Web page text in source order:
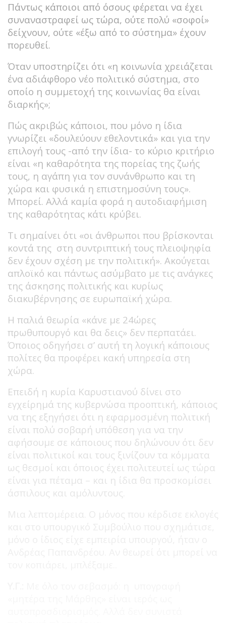
Πάντως κάποιοι από όσους φέρεται να έχει
συναναστραφεί ως τώρα, ούτε πολύ «σοφοί»
δείχνουν, ούτε «έξω από το σύστημα» έχουν
πορευθεί.
Όταν υποστηρίζει ότι «η κοινωνία χρειάζεται
ένα αδιάφθορο νέο πολιτικό σύστημα, στο
οποίο η συμμετοχή της κοινωνίας θα είναι
διαρκής»;
Πώς ακριβώς κάποιοι, που μόνο η ίδια
γνωρίζει «δουλεύουν εθελοντικά» και για την
επιλογή τους -από την ίδια- το κύριο κριτήριο
είναι «η καθαρότητα της πορείας της ζωής
τους, η αγάπη για τον συνάνθρωπο και τη
χώρα και φυσικά η επιστημοσύνη τους».
Μπορεί. Αλλά καμία φορά η αυτοδιαφήμιση
της καθαρότητας κάτι κρύβει.
Τι σημαίνει ότι «οι άνθρωποι που βρίσκονται
κοντά της στη συντριπτική τους πλειοψηφία
δεν έχουν σχέση με την πολιτική». Ακούγεται
απλοϊκό και πάντως ασύμβατο με τις ανάγκες
της άσκησης πολιτικής και κυρίως
διακυβέρνησης σε ευρωπαϊκή χώρα.
Η παλιά θεωρία «κάνε με 24ώρες
πρωθυπουργό και θα δεις» δεν περπατάει.
Όποιος οδηγήσει σ’ αυτή τη λογική κάποιους
πολίτες θα προφέρει κακή υπηρεσία στη
χώρα.
Επειδή η κυρία Καρυστιανού δίνει στο
εγχείρημά της κυβερνώσα προοπτική, κάποιος
να της εξηγήσει ότι η εφαρμοσμένη πολιτική
είναι πολύ σοβαρή υπόθεση για να την
αφήσουμε σε κάποιους που δηλώνουν ότι δεν
είναι πολιτικοί και τους ξινίζουν τα κόμματα
ως θεσμοί και όποιος έχει πολιτευτεί ως τώρα
είναι για πέταμα – και η ίδια θα προσκομίσει
άσπιλους και αμόλυντους.
Μια λεπτομέρεια. Ο μόνος που κέρδισε εκλογές